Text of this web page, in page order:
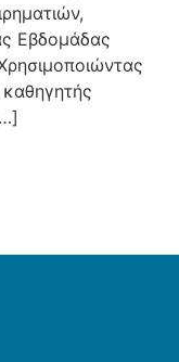
Εβδομάδας